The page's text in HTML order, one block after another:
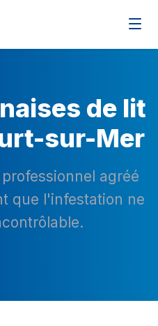
de lit
sur-Mer
agréé
que l'infestation ne